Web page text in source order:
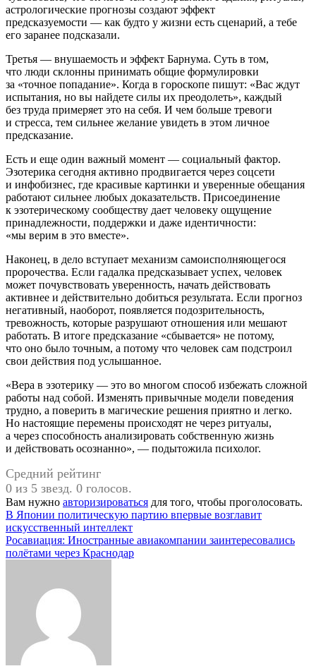
астрологические прогнозы создают эффект
предсказуемости — как будто у жизни есть сценарий, а тебе
его заранее подсказали.
Третья — внушаемость и эффект Барнума. Суть в том,
что люди склонны принимать общие формулировки
за «точное попадание». Когда в гороскопе пишут: «Вас ждут
испытания, но вы найдете силы их преодолеть», каждый
без труда примеряет это на себя. И чем больше тревоги
и стресса, тем сильнее желание увидеть в этом личное
предсказание.
Есть и еще один важный момент — социальный фактор.
Эзотерика сегодня активно продвигается через соцсети
и инфобизнес, где красивые картинки и уверенные обещания
работают сильнее любых доказательств. Присоединение
к эзотерическому сообществу дает человеку ощущение
принадлежности, поддержки и даже идентичности:
«мы верим в это вместе».
Наконец, в дело вступает механизм самоисполняющегося
пророчества. Если гадалка предсказывает успех, человек
может почувствовать уверенность, начать действовать
активнее и действительно добиться результата. Если прогноз
негативный, наоборот, появляется подозрительность,
тревожность, которые разрушают отношения или мешают
работать. В итоге предсказание «сбывается» не потому,
что оно было точным, а потому что человек сам подстроил
свои действия под услышанное.
«Вера в эзотерику — это во многом способ избежать сложной
работы над собой. Изменять привычные модели поведения
трудно, а поверить в магические решения приятно и легко.
Но настоящие перемены происходят не через ритуалы,
а через способность анализировать собственную жизнь
и действовать осознанно», — подытожила психолог.
Средний рейтинг
0 из 5 звезд. 0 голосов.
Вам нужно авторизироваться для того, чтобы проголосовать.
Навигация
по
записям
В Японии политическую партию впервые возглавит
искусственный интеллект
Росавиация: Иностранные авиакомпании заинтересовались
полётами через Краснодар